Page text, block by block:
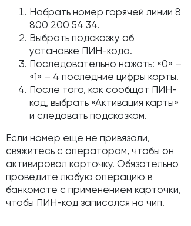
Набрать номер горячей линии 8
800 200 54 34.
Выбрать подсказку об
установке ПИН-кода.
Последовательно нажать: «0» –
«1» – 4 последние цифры карты.
После того, как сообщат ПИН-
код, выбрать «Активация карты»
и следовать подсказкам.
Если номер еще не привязали,
свяжитесь с оператором, чтобы он
активировал карточку. Обязательно
проведите любую операцию в
банкомате с применением карточки,
чтобы ПИН-код записался на чип.